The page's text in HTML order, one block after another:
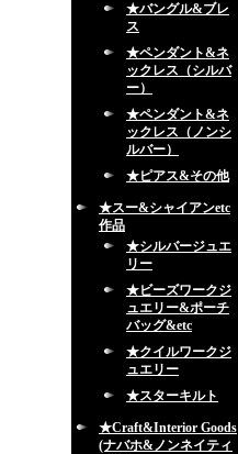
★バングル&ブレ
ス
★ペンダント&ネ
ックレス（シルバ
ー）
★ペンダント&ネ
ックレス（ノンシ
ルバー）
★ピアス&その他
★スー&シャイアンetc
作品
★シルバージュエ
リー
★ビーズワークジ
ュエリー&ポーチ
バッグ&etc
★クイルワークジ
ュエリー
★スターキルト
★Craft&Interior Goods
(ナバホ&ノンネイティ